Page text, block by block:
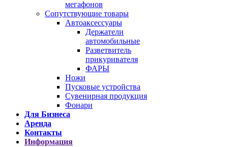
мегафонов
Сопутствующие товары
Автоаксессуары
Держатели
автомобильные
Разветвитель
прикуривателя
ФАРЫ
Ножи
Пусковые устройства
Сувенирная продукция
Фонари
Для Бизнеса
Аренда
Контакты
Информация